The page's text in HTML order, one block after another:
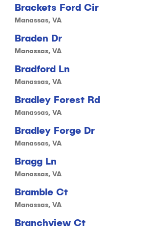
Brackets Ford Cir
Manassas, VA
Braden Dr
Manassas, VA
Bradford Ln
Manassas, VA
Bradley Forest Rd
Manassas, VA
Bradley Forge Dr
Manassas, VA
Bragg Ln
Manassas, VA
Bramble Ct
Manassas, VA
Branchview Ct